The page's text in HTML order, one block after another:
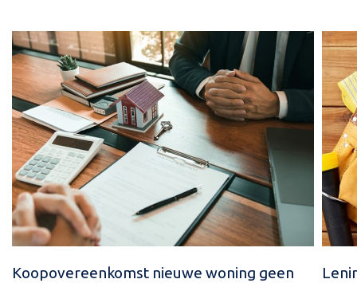
Koopovereenkomst nieuwe woning geen